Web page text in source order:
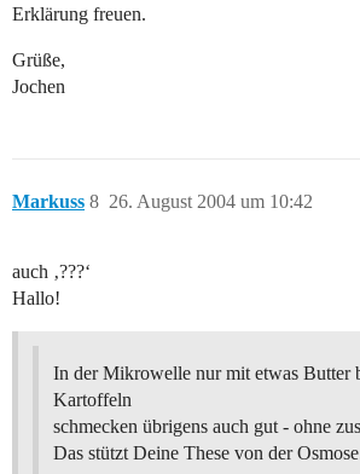
Erklärung freuen.
Grüße,
Jochen
Markuss 26. August 2004 um 10:42
8
auch ‚???‘
Hallo!
In der Mikrowelle nur mit etwas Butter
Kartoffeln
schmecken übrigens auch gut - ohne
Das stützt Deine These von der